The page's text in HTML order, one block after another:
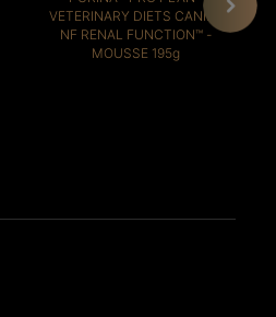
VETERINARY DIETS CANINE
NF RENAL FUNCTION™ -
MOUSSE 195g